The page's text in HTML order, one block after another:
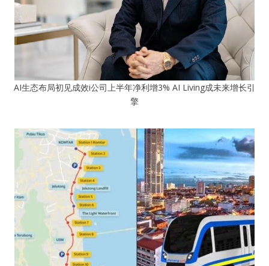
AI生态布局初见成效i公司上半年净利增3% AI Living成未来增长引
擎